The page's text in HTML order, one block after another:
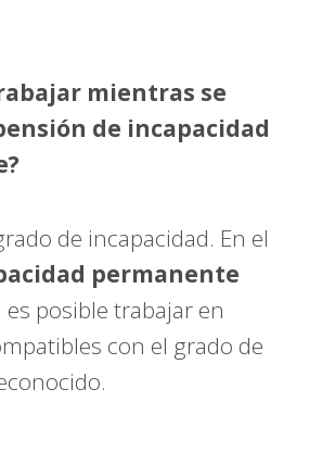
mientras se
de incapacidad
de incapacidad. En el
permanente
posible trabajar en
con el grado de